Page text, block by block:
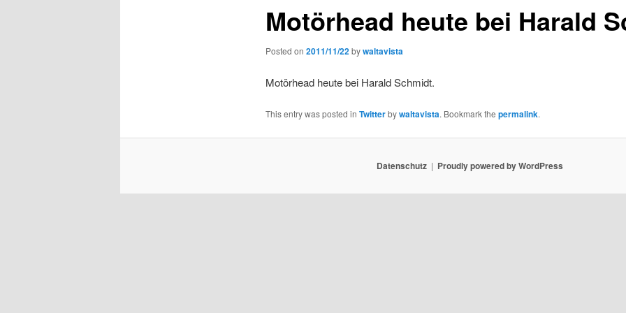
Motörhead heute bei Harald
Posted on 2011/11/22bywaltavista
Motörhead heute bei Harald Schmidt.
This entry was posted in Twitterbywaltavista. Bookmark the permalink.
Datenschutz Proudly powered by WordPress